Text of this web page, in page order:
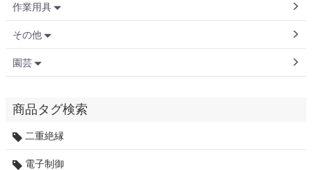
作業用具
その他
園芸
商品タグ検索
二重絶縁
電子制御